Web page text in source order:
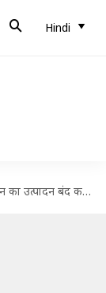
Hindi
मारुति, ऑल्टो में होता है इस्तेमाल